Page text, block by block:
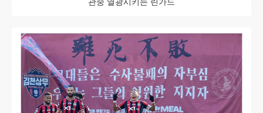
관중 열광시키는 린가드